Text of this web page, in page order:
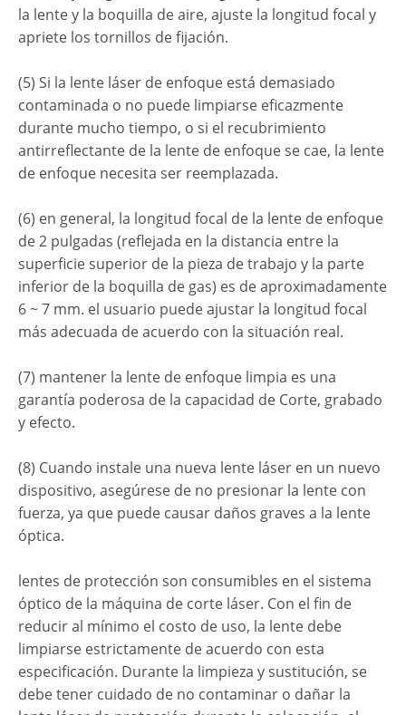
la lente y la boquilla de aire, ajuste la longitud focal y
apriete los tornillos de fijación.
(5) Si la lente láser de enfoque está demasiado
contaminada o no puede limpiarse eficazmente
durante mucho tiempo, o si el recubrimiento
antirreflectante de la lente de enfoque se cae, la lente
de enfoque necesita ser reemplazada.
(6) en general, la longitud focal de la lente de enfoque
de 2 pulgadas (reflejada en la distancia entre la
superficie superior de la pieza de trabajo y la parte
inferior de la boquilla de gas) es de aproximadamente
6 ~ 7 mm. el usuario puede ajustar la longitud focal
más adecuada de acuerdo con la situación real.
(7) mantener la lente de enfoque limpia es una
garantía poderosa de la capacidad de Corte, grabado
y efecto.
(8) Cuando instale una nueva lente láser en un nuevo
dispositivo, asegúrese de no presionar la lente con
fuerza, ya que puede causar daños graves a la lente
óptica.
lentes de protección son consumibles en el sistema
óptico de la máquina de corte láser. Con el fin de
reducir al mínimo el costo de uso, la lente debe
limpiarse estrictamente de acuerdo con esta
especificación. Durante la limpieza y sustitución, se
debe tener cuidado de no contaminar o dañar la